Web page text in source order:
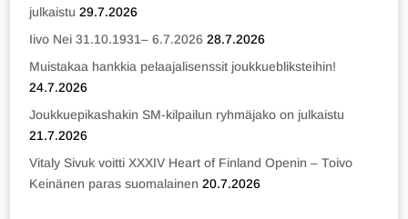
julkaistu 29.7.2026
Iivo Nei 31.10.1931– 6.7.2026 28.7.2026
Muistakaa hankkia pelaajalisenssit joukkuebliksteihin!
24.7.2026
Joukkuepikashakin SM-kilpailun ryhmäjako on julkaistu
21.7.2026
Vitaly Sivuk voitti XXXIV Heart of Finland Openin – Toivo
Keinänen paras suomalainen 20.7.2026